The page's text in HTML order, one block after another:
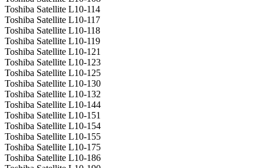
Toshiba Satellite L10-114
Toshiba Satellite L10-117
Toshiba Satellite L10-118
Toshiba Satellite L10-119
Toshiba Satellite L10-121
Toshiba Satellite L10-123
Toshiba Satellite L10-125
Toshiba Satellite L10-130
Toshiba Satellite L10-132
Toshiba Satellite L10-144
Toshiba Satellite L10-151
Toshiba Satellite L10-154
Toshiba Satellite L10-155
Toshiba Satellite L10-175
Toshiba Satellite L10-186